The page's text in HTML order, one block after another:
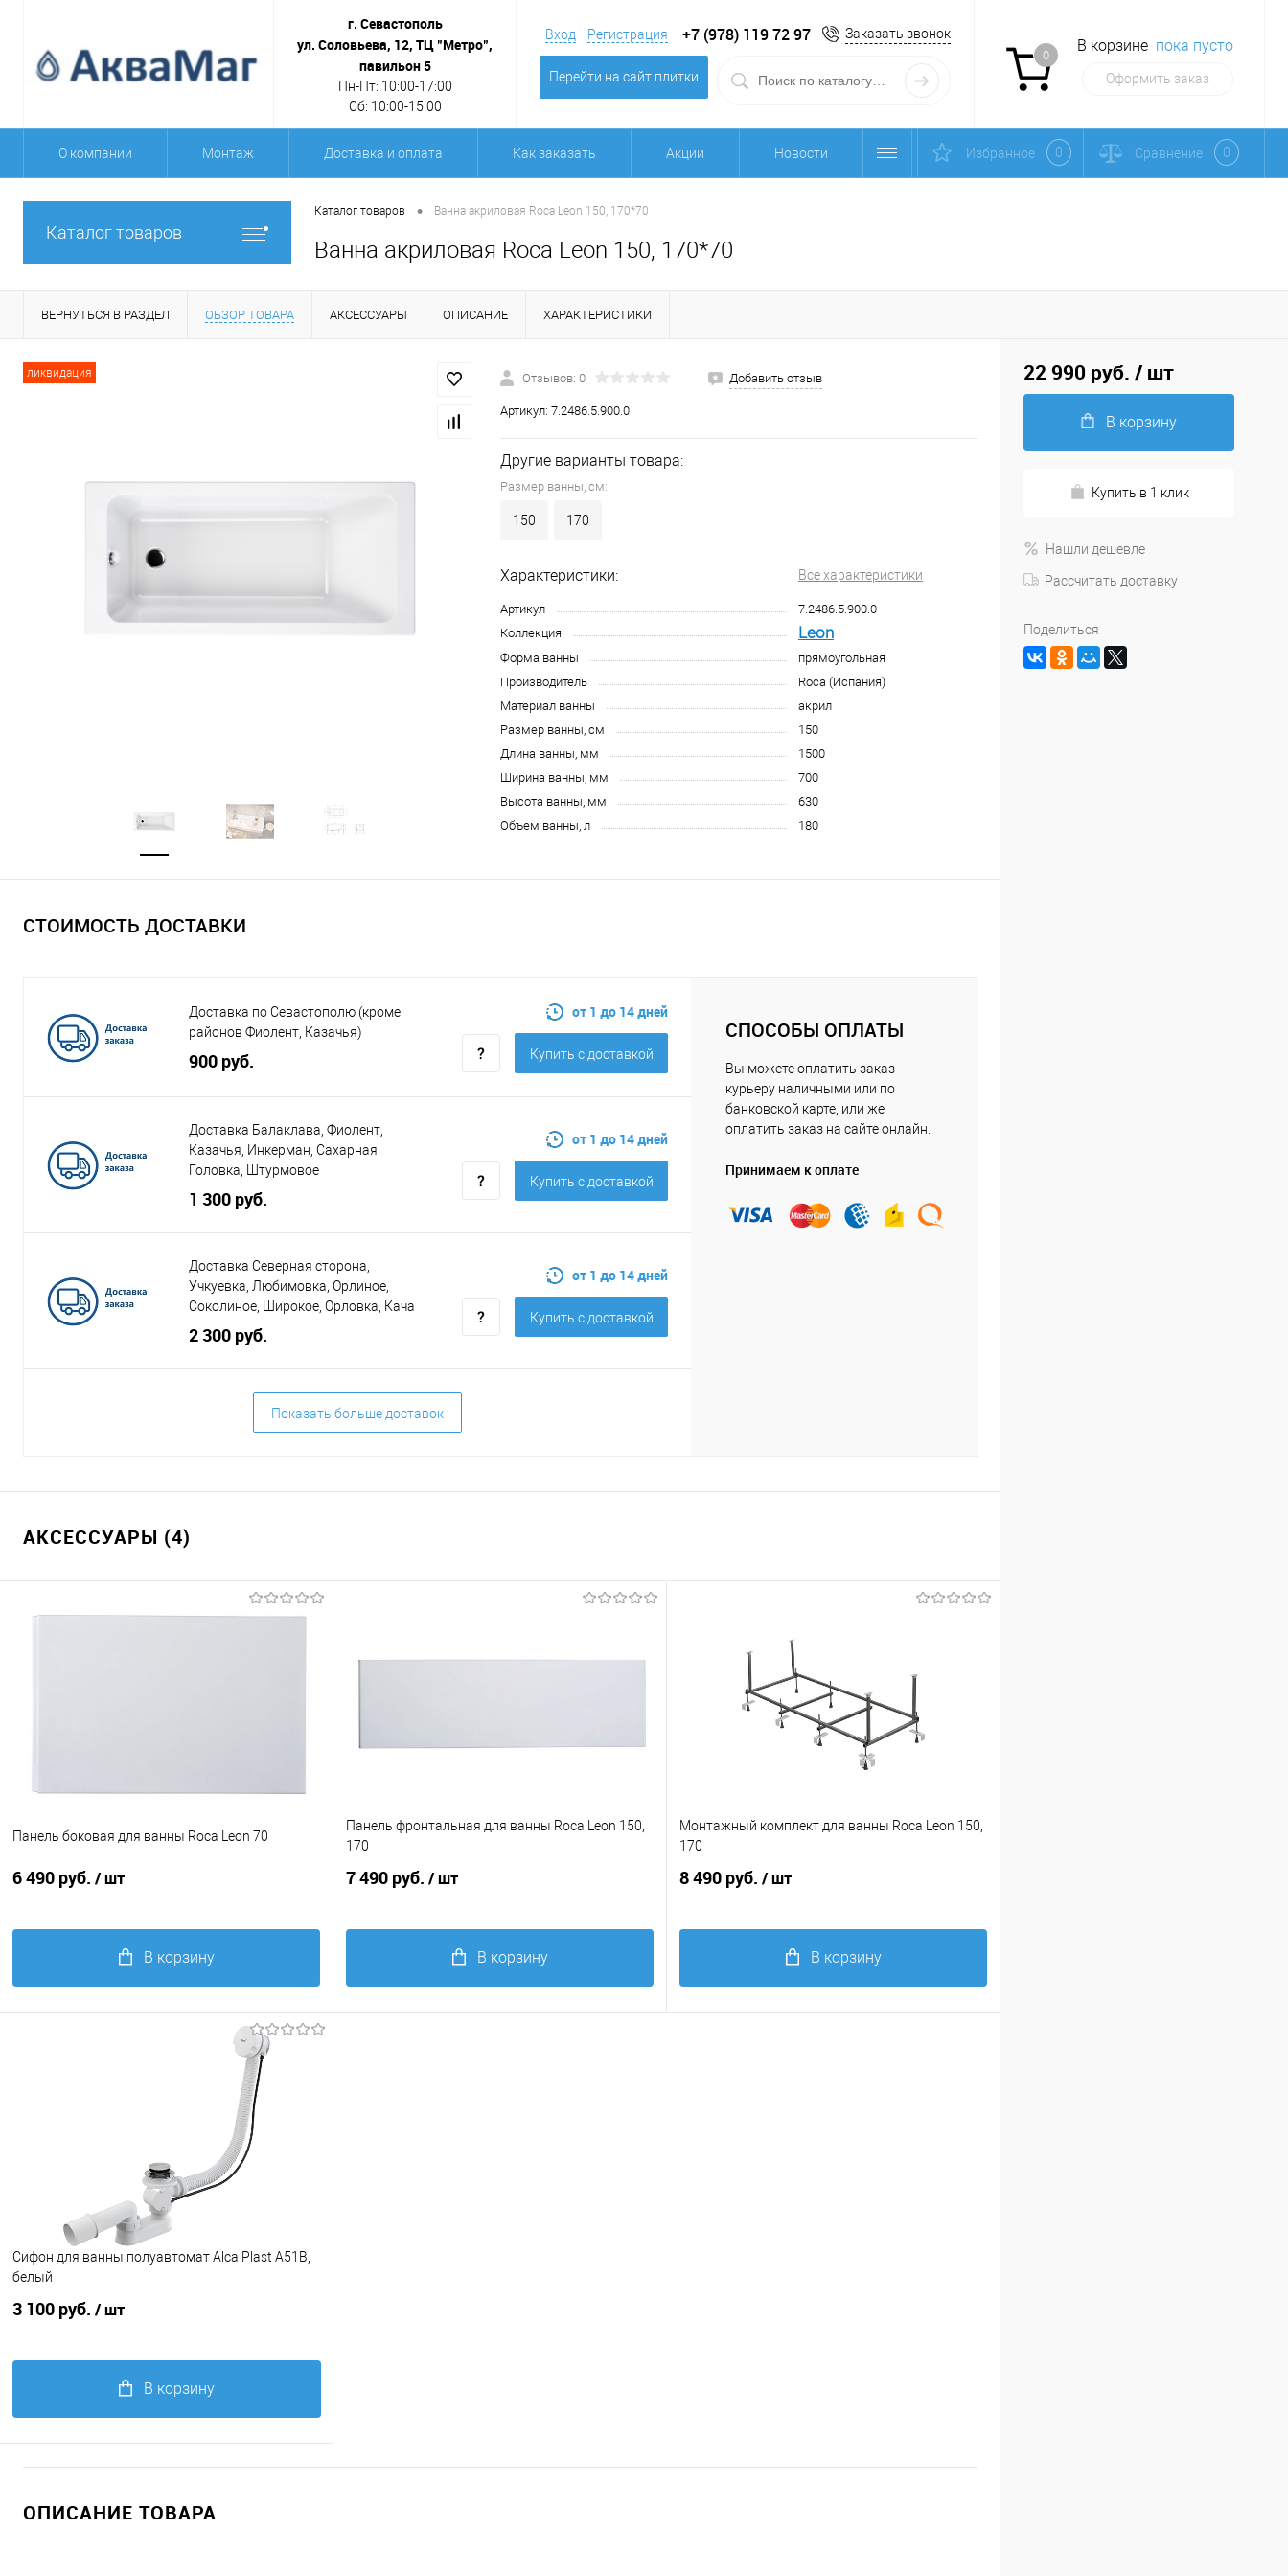
г. Севастополь
ул. Соловьева, 12, ТЦ "Метро",
павильон 5
Пн-Пт: 10:00-17:00
Сб: 10:00-15:00
Вход Регистрация +7 (978) 119 72 97 Заказать звонок
Перейти на сайт плитки
0
В корзине пока пусто
Оформить заказ
О компании Монтаж Доставка и оплата Как заказать Акции Новости Избранное 0 Сравнение 0
Каталог товаров
Каталог товаров • Ванна акриловая Roca Leon 150, 170*70
Ванна акриловая Roca Leon 150, 170*70
ВЕРНУТЬСЯ В РАЗДЕЛ ОБЗОР ТОВАРА АКСЕССУАРЫ ОПИСАНИЕ ХАРАКТЕРИСТИКИ
ликвидация Отзывов: 0 Добавить отзыв
Артикул: 7.2486.5.900.0
Другие варианты товара:
Размер ванны, см:
150 170
Характеристики: Все характеристики
Артикул
7.2486.5.900.0
Коллекция
Leon
Форма ванны
прямоугольная
Производитель
Roca (Испания)
Материал ванны
акрил
Размер ванны, см
150
Длина ванны, мм
1500
Ширина ванны, мм
700
Высота ванны, мм
630
Объем ванны, л
180
СТОИМОСТЬ ДОСТАВКИ
Доставка по Севастополю (кроме
районов Фиолент, Казачья)
900 руб.
от 1 до 14 дней
Купить c доставкой
Доставка Балаклава, Фиолент,
Казачья, Инкерман, Сахарная
Головка, Штурмовое
1 300 руб.
от 1 до 14 дней
Купить c доставкой
Доставка Северная сторона,
Учкуевка, Любимовка, Орлиное,
Соколиное, Широкое, Орловка, Кача
2 300 руб.
от 1 до 14 дней
Купить c доставкой
Показать больше доставок
СПОСОБЫ ОПЛАТЫ
Вы можете оплатить заказ
курьеру наличными или по
банковской карте, или же
оплатить заказ на сайте онлайн.
Принимаем к оплате
АКСЕССУАРЫ (4)
Панель боковая для ванны Roca Leon 70
6 490 руб. / шт
В корзину
Купить в 1 клик
Сравнение
Панель фронтальная для ванны Roca Leon 150,
170
7 490 руб. / шт
В корзину
Купить в 1 клик
Сравнение
Монтажный комплект для ванны Roca Leon 150,
170
8 490 руб. / шт
В корзину
Купить в 1 клик
Сравнение
Сифон для ванны полуавтомат Alca Plast A51B,
белый
3 100 руб. / шт
В корзину
Купить в 1 клик
Сравнение
В избранное
ОПИСАНИЕ ТОВАРА
22 990 руб. / шт
В корзину
Купить в 1 клик
Нашли дешевле
Рассчитать доставку
Поделиться